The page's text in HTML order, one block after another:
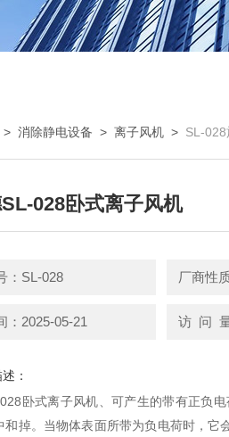
消除静电设备 > 离子风机 > SL-
028卧式离子风机
：SL-028 厂商性
：2025-05-21 访 问
：
卧式离子风机、可产生的带有正负
和掉。当物体表面所带为负电荷时，它